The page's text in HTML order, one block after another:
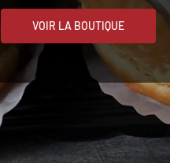
VOIR LA BOUTIQUE